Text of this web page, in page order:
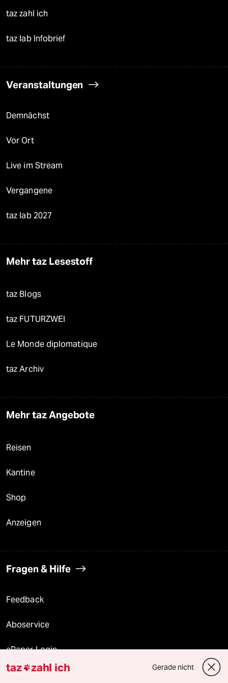
taz zahl ich
taz lab Infobrief
Veranstaltungen
Demnächst
Vor Ort
Live im Stream
Vergangene
taz lab 2027
Mehr taz Lesestoff
taz Blogs
taz FUTURZWEI
Le Monde diplomatique
taz Archiv
Mehr taz Angebote
Reisen
Kantine
Shop
Anzeigen
Fragen & Hilfe
Feedback
Aboservice
ePaper Login
Downloads für Abonnierende
taz zahl ich Gerade nicht